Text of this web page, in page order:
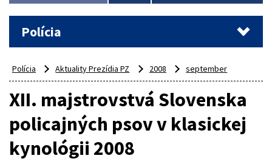
Polícia
Polícia Aktuality Prezídia PZ 2008 september
XII. majstrovstvá Slovenska
policajných psov v klasickej
kynológii 2008